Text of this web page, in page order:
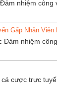
nhiệm công
Gấp Nhân Viên
Đảm nhiệm
cá cược trực